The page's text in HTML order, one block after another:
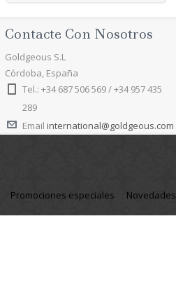
Contacte Con Nosotros
Goldgeous S.L
Córdoba, España
Tel.: +34 687 506 569 / +34 957 435
289
Email international@goldgeous.com
Promociones especiales Novedades